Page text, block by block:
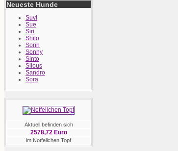
Neueste Hunde
Suvi
Sue
Siri
Shilo
Sorin
Sonny
Sinto
Silous
Sandro
Sora
Aktuell befinden sich
2578,72 Euro
im Notfellchen Topf